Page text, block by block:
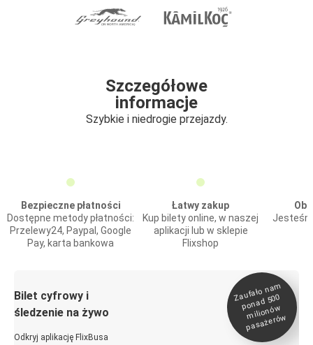
Szczegółowe
informacje
Szybkie i niedrogie przejazdy.
Bezpieczne płatności
Dostępne metody płatności:
Przelewy24, Paypal, Google
Pay, karta bankowa
Łatwy zakup
Kup bilety online, w naszej
aplikacji lub w sklepie
Flixshop
Bilet cyfrowy i
śledzenie na żywo
Odkryj aplikację FlixBusa
Zaufało na
m
ponad 500
milionó
w
pasażeró
w